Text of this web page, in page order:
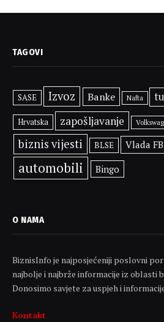
TAGOVI
SASE Izvoz Banke Nafta
Hrvatska zapošljavanje
biznis vijesti BLSE Vlada
automobili Bingo
O NAMA
BiznisInfo je najposjećeniji poslovni
najbolje i najbrže informacije iz oblasti
Donosimo savjete za uspjeh i
Kontakt